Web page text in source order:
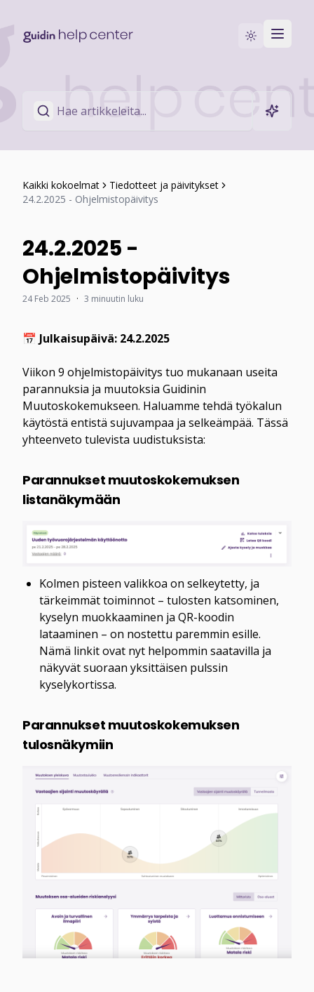
Kaikki kokoelmat
Tiedotteet ja päivitykset
24.2.2025 - Ohjelmistopäivitys
24.2.2025 -
Ohjelmistopäivitys
24 Feb 2025 · 3 minuutin luku
📅
Viikon 9 ohjelmistopäivitys tuo mukanaan useita
parannuksia ja muutoksia Guidinin
Muutoskokemukseen. Haluamme tehdä työkalun
käytöstä entistä sujuvampaa ja selkeämpää. Tässä
yhteenveto tulevista uudistuksista:
Parannukset muutoskokemuksen
listanäkymään
Kolmen pisteen valikkoa on selkeytetty, ja
tärkeimmät toiminnot – tulosten katsominen,
kyselyn muokkaaminen ja QR-koodin
lataaminen – on nostettu paremmin esille.
Nämä linkit ovat nyt helpommin saatavilla ja
näkyvät suoraan yksittäisen pulssin
kyselykortissa.
Parannukset muutoskokemuksen
tulosnäkymiin